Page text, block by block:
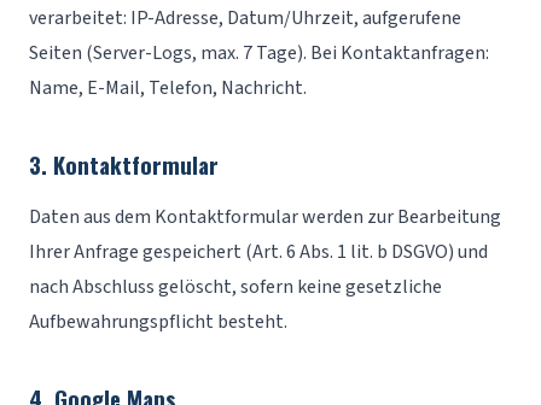
verarbeitet: IP-Adresse, Datum/Uhrzeit, aufgerufene
Seiten (Server-Logs, max. 7 Tage). Bei Kontaktanfragen:
Name, E-Mail, Telefon, Nachricht.
3. Kontaktformular
Daten aus dem Kontaktformular werden zur Bearbeitung
Ihrer Anfrage gespeichert (Art. 6 Abs. 1 lit. b DSGVO) und
nach Abschluss gelöscht, sofern keine gesetzliche
Aufbewahrungspflicht besteht.
4. Google Maps